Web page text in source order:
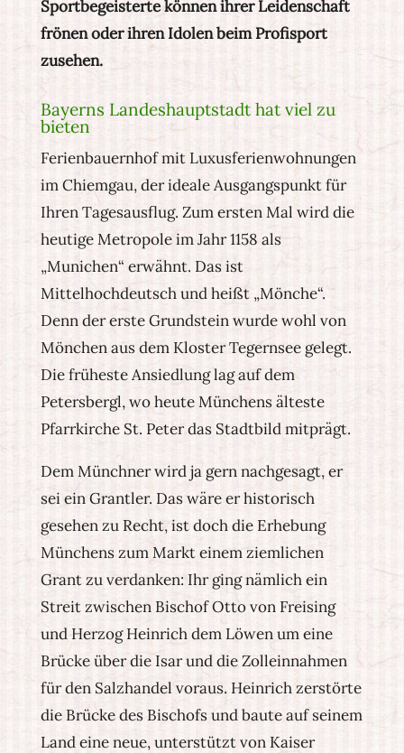
Sportbegeisterte können ihrer Leidenschaft
frönen oder ihren Idolen beim Profisport
zusehen.
Bayerns Landeshauptstadt hat viel zu
bieten
Ferienbauernhof mit Luxusferienwohnungen
im Chiemgau, der ideale Ausgangspunkt für
Ihren Tagesausflug. Zum ersten Mal wird die
heutige Metropole im Jahr 1158 als
„Munichen“ erwähnt. Das ist
Mittelhochdeutsch und heißt „Mönche“.
Denn der erste Grundstein wurde wohl von
Mönchen aus dem Kloster Tegernsee gelegt.
Die früheste Ansiedlung lag auf dem
Petersbergl, wo heute Münchens älteste
Pfarrkirche St. Peter das Stadtbild mitprägt.
Dem Münchner wird ja gern nachgesagt, er
sei ein Grantler. Das wäre er historisch
gesehen zu Recht, ist doch die Erhebung
Münchens zum Markt einem ziemlichen
Grant zu verdanken: Ihr ging nämlich ein
Streit zwischen Bischof Otto von Freising
und Herzog Heinrich dem Löwen um eine
Brücke über die Isar und die Zolleinnahmen
für den Salzhandel voraus. Heinrich zerstörte
die Brücke des Bischofs und baute auf seinem
Land eine neue, unterstützt von Kaiser